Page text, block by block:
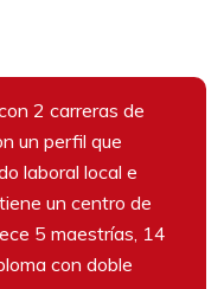
2 carreras de
un perfil que
laboral local e
un centro de
5 maestrías, 14
con doble